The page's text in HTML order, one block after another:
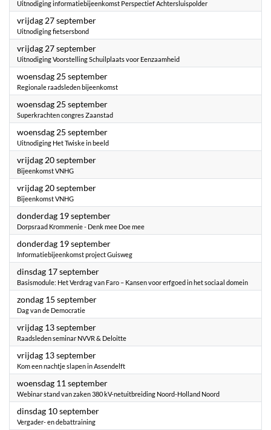
Uitnodiging informatiebijeenkomst Perspectief Achtersluispolder
vrijdag 27 september2024
Uitnodiging fietsersbond
vrijdag 27 september2024
Uitnodiging Voorstelling Schuilplaats voor Eenzaamheid
woensdag 25 september2024
Regionale raadsleden bijeenkomst
woensdag 25 september2024
Superkrachten congres Zaanstad
woensdag 25 september2024
Uitnodiging Het Twiske in beeld
vrijdag 20 september2024
Bijeenkomst VNHG
vrijdag 20 september2024
Bijeenkomst VNHG
donderdag 19 september2024
Dorpsraad Krommenie - Denk mee Doe mee
donderdag 19 september2024
Informatiebijeenkomst project Guisweg
dinsdag 17 september2024
Basismodule: Het Verdrag van Faro – Kansen voor erfgoed in het sociaal domein
zondag 15 september2024
Dag van de Democratie
vrijdag 13 september2024
Raadsleden seminar NVVR & Deloitte
vrijdag 13 september2024
Kom een nachtje slapen in Assendelft
woensdag 11 september2024
Webinar stand van zaken 380 kV-netuitbreiding Noord-Holland Noord
dinsdag 10 september2024
Vergader- en debattraining